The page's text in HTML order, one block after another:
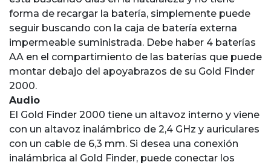
forma de recargar la batería, simplemente puede
seguir buscando con la caja de batería externa
impermeable suministrada. Debe haber 4 baterías
AA en el compartimiento de las baterías que puede
montar debajo del apoyabrazos de su Gold Finder
2000.
Audio
El Gold Finder 2000 tiene un altavoz interno y viene
con un altavoz inalámbrico de 2,4 GHz y auriculares
con un cable de 6,3 mm. Si desea una conexión
inalámbrica al Gold Finder, puede conectar los